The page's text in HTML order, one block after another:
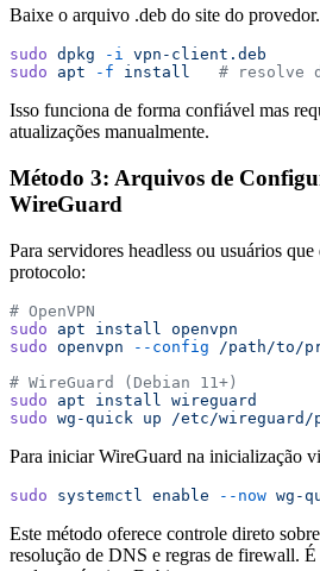
Baixe o arquivo .deb do site do
sudo dpkg -i vpn-client.deb
sudo apt -f install
# resolve
Isso funciona de forma confiável mas
atualizações manualmente.
Método 3: Arquivos de
WireGuard
Para servidores headless ou usuários
protocolo:
# OpenVPN
sudo apt install
openvpn
sudo openvpn --config /path/to/
# WireGuard (Debian 11+)
sudo apt install
wireguard
sudo wg-quick up /etc/wireguard/
Para iniciar WireGuard na inicialização
sudo systemctl enable --now wg-
Este método oferece controle direto
resolução de DNS e regras de firewall. É